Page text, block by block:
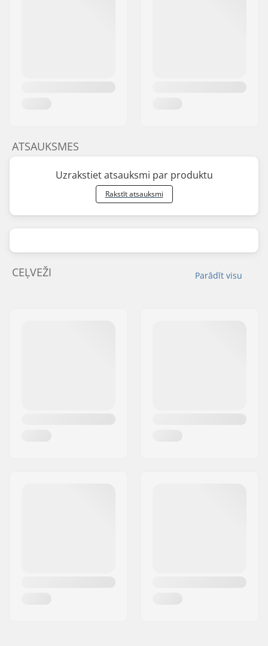
ATSAUKSMES
Uzrakstiet atsauksmi par produktu
Rakstīt atsauksmi
Parādīt visu
CEĻVEŽI